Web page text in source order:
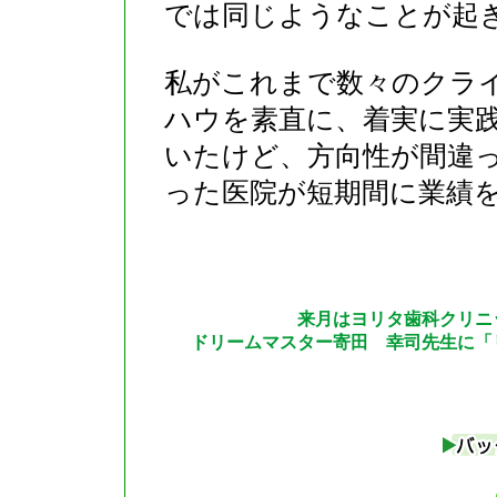
では同じようなことが起
私がこれまで数々のクラ
ハウを素直に、着実に実
いたけど、方向性が間違
った医院が短期間に業績
来月はヨリタ歯科クリニ
ドリームマスター寄田 幸司先生に